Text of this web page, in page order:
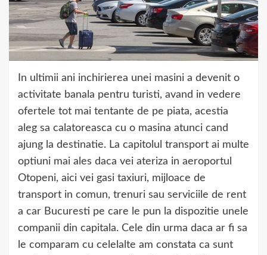
In ultimii ani inchirierea unei masini a devenit o
activitate banala pentru turisti, avand in vedere
ofertele tot mai tentante de pe piata, acestia
aleg sa calatoreasca cu o masina atunci cand
ajung la destinatie. La capitolul transport ai multe
optiuni mai ales daca vei ateriza in aeroportul
Otopeni, aici vei gasi taxiuri, mijloace de
transport in comun, trenuri sau serviciile de rent
a car Bucuresti pe care le pun la dispozitie unele
companii din capitala. Cele din urma daca ar fi sa
le comparam cu celelalte am constata ca sunt